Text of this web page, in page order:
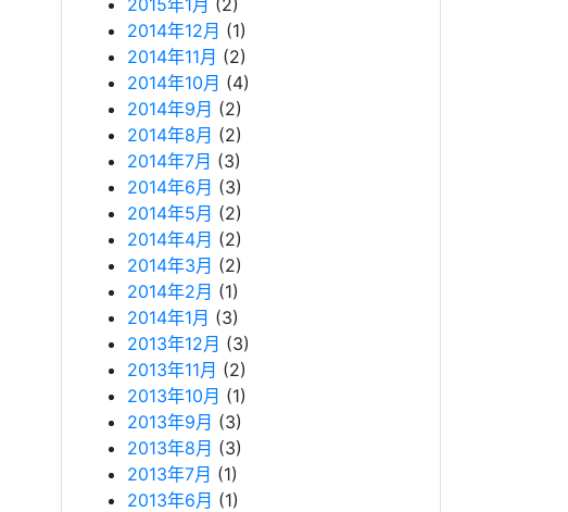
2015年1月 (2)
2014年12月 (1)
2014年11月 (2)
2014年10月 (4)
2014年9月 (2)
2014年8月 (2)
2014年7月 (3)
2014年6月 (3)
2014年5月 (2)
2014年4月 (2)
2014年3月 (2)
2014年2月 (1)
2014年1月 (3)
2013年12月 (3)
2013年11月 (2)
2013年10月 (1)
2013年9月 (3)
2013年8月 (3)
2013年7月 (1)
2013年6月 (1)